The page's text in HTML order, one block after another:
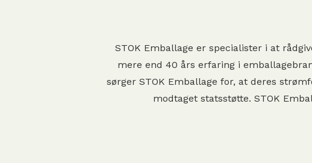
STOK Emballage er specialister i at
mere end 40 års erfaring i
sørger STOK Emballage for, at deres
modtaget statsstøtte. STOK